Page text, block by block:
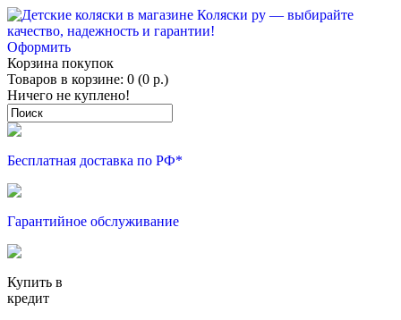
Оформить
Корзина покупок
Товаров в корзине: 0 (0 р.)
Ничего не куплено!
Бесплатная доставка по РФ*
Гарантийное обслуживание
Купить в
кредит